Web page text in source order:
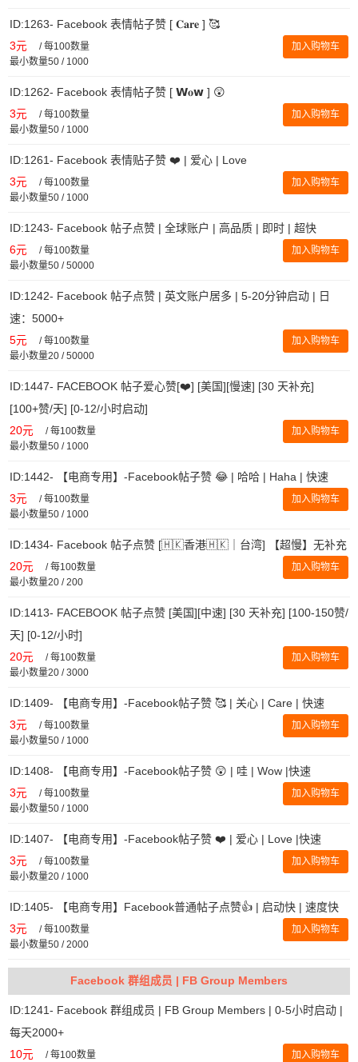
ID:1263- Facebook 表情帖子赞 [ 𝐂𝐚𝐫𝐞 ] 🥰
3元 /每100数量
最小数量50 / 1000
加入购物车
ID:1262- Facebook 表情帖子赞 [ 𝗪𝐨𝘄 ] 😲
3元 /每100数量
最小数量50 / 1000
加入购物车
ID:1261- Facebook 表情贴子赞 ❤️ | 爱心 | Love
3元 /每100数量
最小数量50 / 1000
加入购物车
ID:1243- Facebook 帖子点赞 | 全球账户 | 高品质 | 即时 | 超快
6元 /每100数量
最小数量50 / 50000
加入购物车
ID:1242- Facebook 帖子点赞 | 英文账户居多 | 5-20分钟启动 | 日
速：5000+
5元 /每100数量
最小数量20 / 50000
加入购物车
ID:1447- FACEBOOK 帖子爱心赞[❤️] [美国][慢速] [30 天补充]
[100+赞/天] [0-12/小时启动]
20元 /每100数量
最小数量50 / 1000
加入购物车
ID:1442- 【电商专用】-Facebook帖子赞 😂 | 哈哈 | Haha | 快速
3元 /每100数量
最小数量50 / 1000
加入购物车
ID:1434- Facebook 帖子点赞 [🇭🇰香港🇭🇰｜台湾] 【超慢】无补充
20元 /每100数量
最小数量20 / 200
加入购物车
ID:1413- FACEBOOK 帖子点赞 [美国][中速] [30 天补充] [100-150赞/
天] [0-12/小时]
20元 /每100数量
最小数量20 / 3000
加入购物车
ID:1409- 【电商专用】-Facebook帖子赞 🥰 | 关心 | Care | 快速
3元 /每100数量
最小数量50 / 1000
加入购物车
ID:1408- 【电商专用】-Facebook帖子赞 😲 | 哇 | Wow |快速
3元 /每100数量
最小数量50 / 1000
加入购物车
ID:1407- 【电商专用】-Facebook帖子赞 ❤️ | 爱心 | Love |快速
3元 /每100数量
最小数量20 / 1000
加入购物车
ID:1405- 【电商专用】Facebook普通帖子点赞👍 | 启动快 | 速度快
3元 /每100数量
最小数量50 / 2000
加入购物车
Facebook 群组成员 | FB Group Members
ID:1241- Facebook 群组成员 | FB Group Members | 0-5小时启动 |
每天2000+
10元 /每100数量
加入购物车